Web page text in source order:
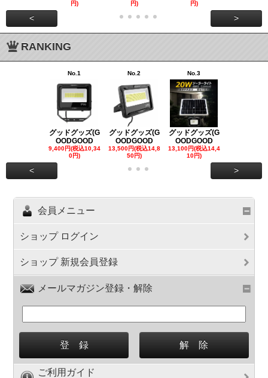
円)
円)
円)
< >
RANKING
No.1
グッドグッズ(G
OODGOOD
9,400円(税込10,34
0円)
No.2
グッドグッズ(G
OODGOOD
13,500円(税込14,8
50円)
No.3
グッドグッズ(G
OODGOOD
13,100円(税込14,4
10円)
< >
会員メニュー
ショップ ログイン
ショップ 新規会員登録
メールマガジン登録・解除
ご利用ガイド